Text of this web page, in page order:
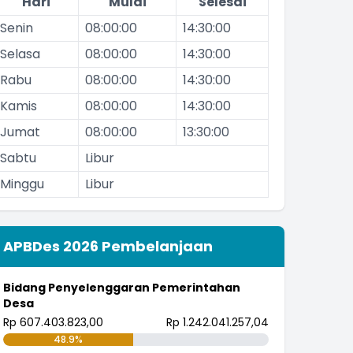
Senin
08:00:00
14:30:00
Selasa
08:00:00
14:30:00
Rabu
08:00:00
14:30:00
Kamis
08:00:00
14:30:00
Jumat
08:00:00
13:30:00
Sabtu
Libur
Minggu
Libur
APBDes 2026 Pembelanjaan
Bidang Penyelenggaran Pemerintahan
Desa
Rp 607.403.823,00
Rp 1.242.041.257,04
48.9%